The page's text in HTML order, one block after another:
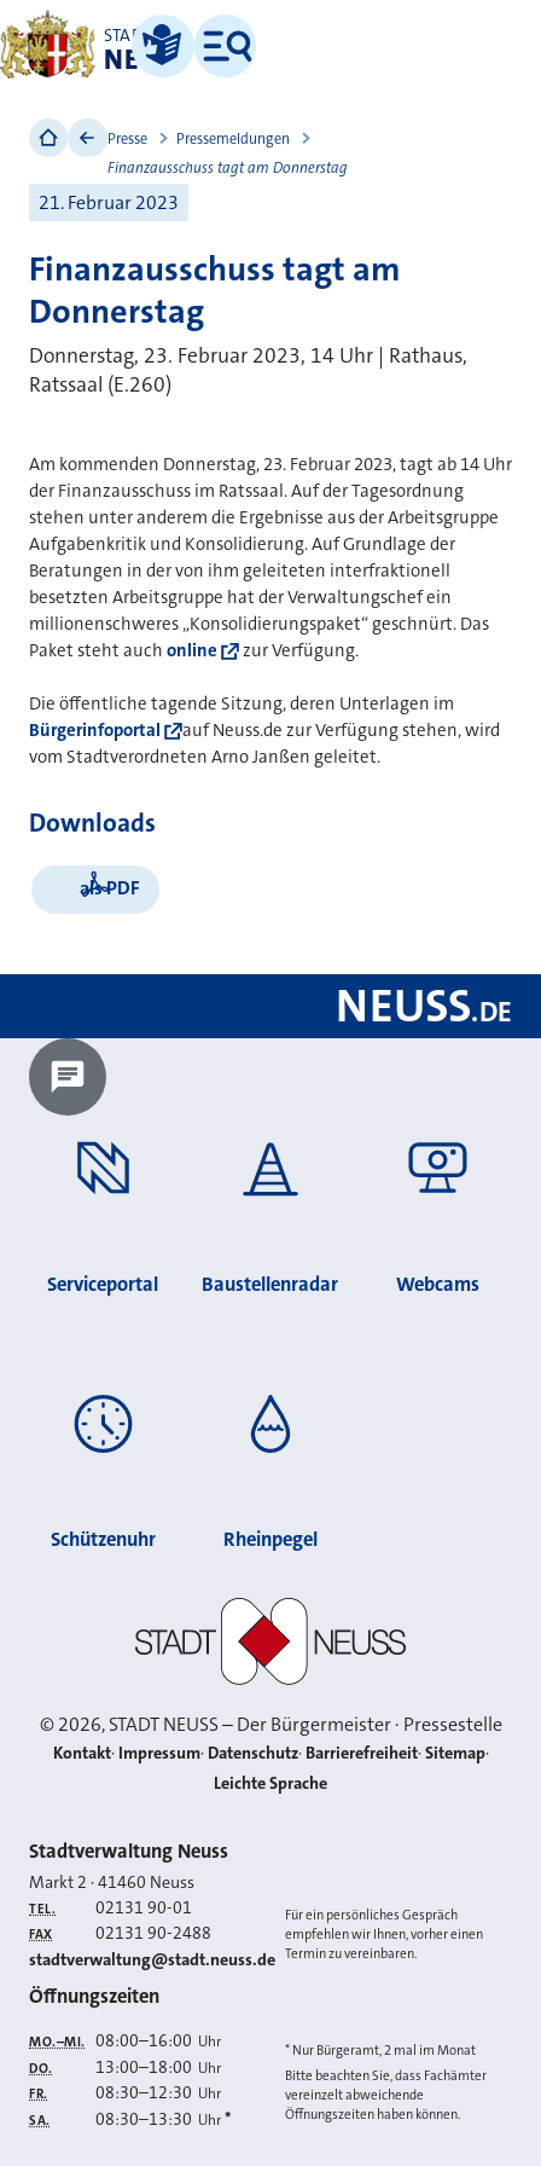
STADT
NEUSS
Leichte Sprache
Menü
Presse
Pressemeldungen
Finanzausschuss tagt am Donnerstag
21. Februar 2023
Finanzausschuss tagt am
Donnerstag
Donnerstag, 23. Februar 2023, 14 Uhr | Rathaus,
Ratssaal (E.260)
Am kommenden Donnerstag, 23. Februar 2023, tagt ab 14 Uhr
der Finanzausschuss im Ratssaal. Auf der Tagesordnung
stehen unter anderem die Ergebnisse aus der Arbeitsgruppe
Aufgabenkritik und Konsolidierung. Auf Grundlage der
Beratungen in der von ihm geleiteten interfraktionell
besetzten Arbeitsgruppe hat der Verwaltungschef ein
millionenschweres „Konsolidierungspaket“ geschnürt. Das
Paket steht auch online zur Verfügung.
Die öffentliche tagende Sitzung, deren Unterlagen im
Bürgerinfoportal
auf Neuss.de zur Verfügung stehen, wird
vom Stadtverordneten Arno Janßen geleitet.
Downloads
als PDF
NEUSS.DE
Chatbot laden?
Serviceportal Baustellenradar Webcams
Schützenuhr Rheinpegel
©2026, STADT NEUSS – Der Bürgermeister · Pressestelle
Kontakt Impressum Datenschutz Barrierefreiheit Sitemap
Leichte Sprache
Kontakt
Stadtverwaltung Neuss
Markt 2 ·41460 Neuss
TEL. 02131 90-01
FAX 02131 90-2488
E-MAIL
stadtverwaltung@stadt.neuss.de
Für ein persönliches Gespräch
empfehlen wir Ihnen, vorher einen
Termin zu vereinbaren.
Öffnungszeiten
MO.–MI. 08:00–16:00 Uhr
DO. 13:00–18:00 Uhr
FR. 08:30–12:30 Uhr
SA. 08:30–13:30 Uhr *
* Nur Bürgeramt, 2 mal im Monat
Bitte beachten Sie, dass Fachämter
vereinzelt abweichende
Öffnungszeiten haben können.